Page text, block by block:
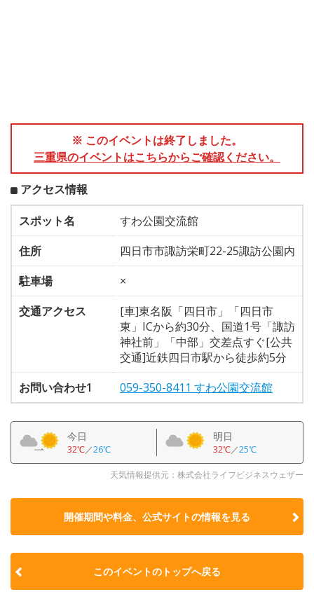
※ このイベントは終了しました。
三重県のイベントはこちらからご確認ください。
アクセス情報
スポット名
すわ公園交流館
住所
四日市市諏訪栄町22-25諏訪公園内
駐車場
×
交通アクセス
[車]東名阪「四日市」「四日市
東」ICから約30分、国道1号「諏訪
神社前」「中部」交差点すぐ[公共
交通]近鉄四日市駅から徒歩約5分
お問い合わせ1
059-350-8411 すわ公園交流館
今日
32℃／26℃
明日
32℃／25℃
天気情報提供元：株式会社ライフビジネスウェザー
開催期間や料金、公式サイトの情報を見る
このイベントのトップへ戻る